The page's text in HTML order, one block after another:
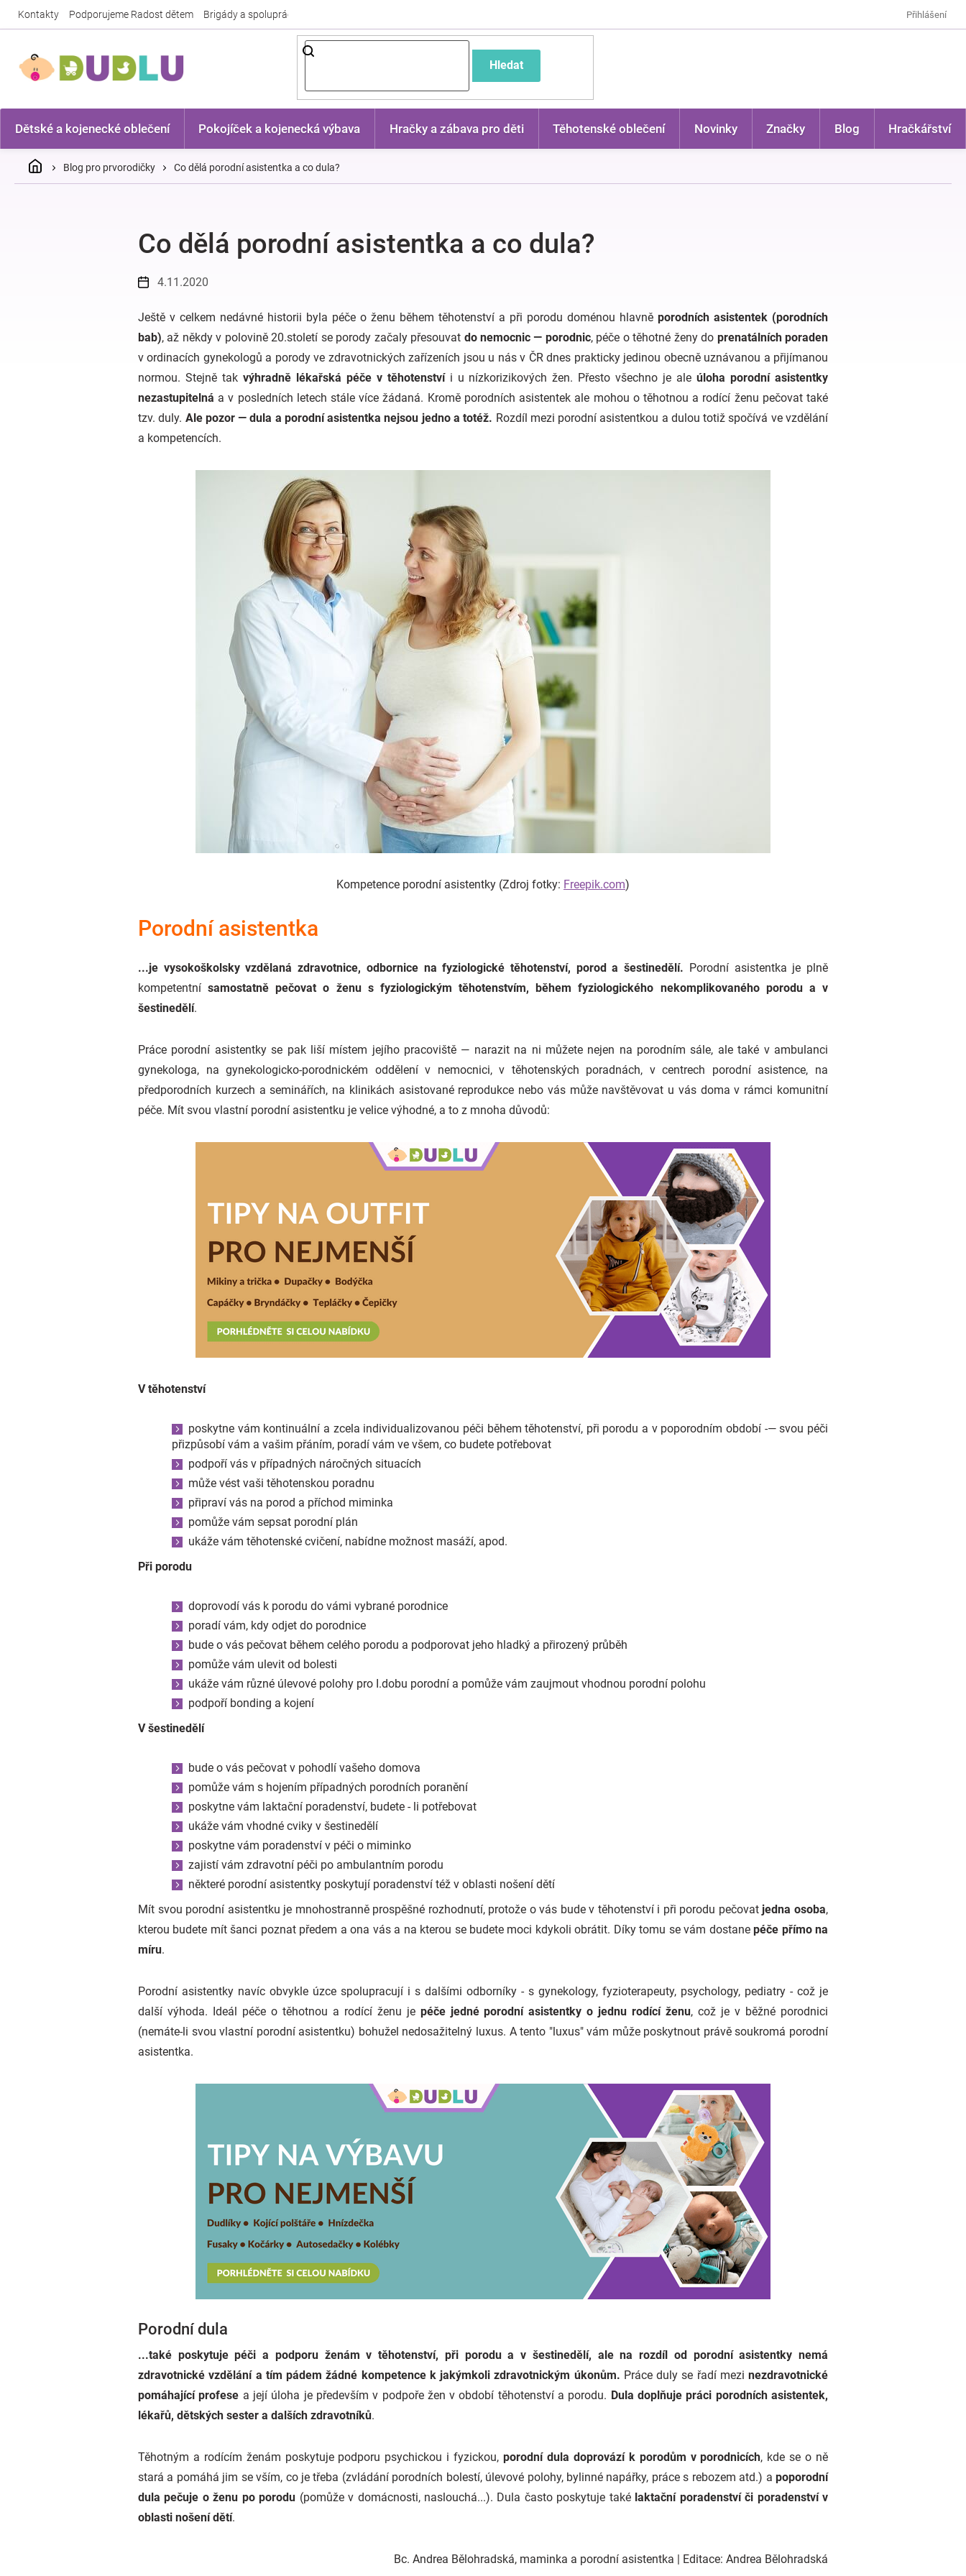
Kontakty Podporujeme Radost dětem Brigády a spolupráce Přihlášení
Hledat
Dětské a kojenecké oblečení Pokojíček a kojenecká výbava Hračky a zábava pro děti Těhotenské oblečení Novinky Značky Blog Hračkářství
DomůBlog pro prvorodičky Co dělá porodní asistentka a co dula?
Co dělá porodní asistentka a co dula?
4.11.2020
Ještě v celkem nedávné historii byla péče o ženu během těhotenství a při porodu doménou hlavně porodních asistentek (porodních
bab), až někdy v polovině 20.století se porody začaly přesouvat do nemocnic — porodnic, péče o těhotné ženy do prenatálních poraden
v ordinacích gynekologů a porody ve zdravotnických zařízeních jsou u nás v ČR dnes prakticky jedinou obecně uznávanou a přijímanou
normou. Stejně tak výhradně lékařská péče v těhotenstvíi u nízkorizikových žen. Přesto všechno je aleúloha porodní asistentky
nezastupitelná a v posledních letech stále více žádaná. Kromě porodních asistentek ale mohou o těhotnou a rodící ženu pečovat také
tzv. duly. Ale pozor — dula a porodní asistentka nejsou jedno a totéž. Rozdíl mezi porodní asistentkou a dulou totiž spočívá ve vzdělání
a kompetencích.
Kompetence porodní asistentky (Zdroj fotky: Freepik.com)
Porodní asistentka
...je vysokoškolsky vzdělaná zdravotnice, odbornice na fyziologické těhotenství, porod a šestinedělí. Porodní asistentka je plně
kompetentnísamostatně pečovat o ženu s fyziologickým těhotenstvím, během fyziologického nekomplikovaného porodu a v
šestinedělí.
Práce porodní asistentky se pak liší místem jejího pracoviště — narazit na ni můžete nejen na porodním sále, ale také v ambulanci
gynekologa, na gynekologicko-porodnickém oddělení v nemocnici, v těhotenských poradnách, v centrech porodní asistence, na
předporodních kurzech a seminářích, na klinikách asistované reprodukce nebo vás může navštěvovat u vás doma v rámci komunitní
péče. Mít svou vlastní porodní asistentku je velice výhodné, a to z mnoha důvodů:
V těhotenství
poskytne vám kontinuální a zcela individualizovanou péči během těhotenství, při porodu a v poporodním období -— svou péči
přizpůsobí vám a vašim přáním, poradí vám ve všem, co budete potřebovat
podpoří vás v případných náročných situacích
může vést vaši těhotenskou poradnu
připraví vás na porod a příchod miminka
pomůže vám sepsat porodní plán
ukáže vám těhotenské cvičení, nabídne možnost masáží, apod.
Při porodu
doprovodí vás k porodu do vámi vybrané porodnice
poradí vám, kdy odjet do porodnice
bude o vás pečovat během celého porodu a podporovat jeho hladký a přirozený průběh
pomůže vám ulevit od bolesti
ukáže vám různé úlevové polohy pro I.dobu porodní a pomůže vám zaujmout vhodnou porodní polohu
podpoří bonding a kojení
V šestinedělí
bude o vás pečovat v pohodlí vašeho domova
pomůže vám s hojením případných porodních poranění
poskytne vám laktační poradenství, budete - li potřebovat
ukáže vám vhodné cviky v šestinedělí
poskytne vám poradenství v péči o miminko
zajistí vám zdravotní péči po ambulantním porodu
některé porodní asistentky poskytují poradenství též v oblasti nošení dětí
Mít svou porodní asistentku je mnohostranně prospěšné rozhodnutí, protože o vás bude v těhotenství i při porodu pečovat jedna osoba,
kterou budete mít šanci poznat předem a ona vás a na kterou se budete moci kdykoli obrátit. Díky tomu se vám dostanepéče přímo na
míru.
Porodní asistentky navíc obvykle úzce spolupracují i s dalšími odborníky - s gynekology, fyzioterapeuty, psychology, pediatry - což je
další výhoda. Ideál péče o těhotnou a rodící ženu je péče jedné porodní asistentky o jednu rodící ženu, což je v běžné porodnici
(nemáte-li svou vlastní porodní asistentku) bohužel nedosažitelný luxus. A tento "luxus" vám může poskytnout právě soukromá porodní
asistentka.
Porodní dula
...také poskytuje péči a podporu ženám v těhotenství, při porodu a v šestinedělí, ale na rozdíl od porodní asistentky nemá
zdravotnické vzdělání a tím pádem žádné kompetence k jakýmkoli zdravotnickým úkonům. Práce duly se řadí mezi nezdravotnické
pomáhající profese a její úloha je především v podpoře žen v období těhotenství a porodu. Dula doplňuje práci porodních asistentek,
lékařů, dětských sester a dalších zdravotníků.
Těhotným a rodícím ženám poskytuje podporu psychickou i fyzickou,porodní dula doprovází k porodům v porodnicích, kde se o ně
stará a pomáhá jim se vším, co je třeba (zvládání porodních bolestí, úlevové polohy, bylinné napářky, práce s rebozem atd.) a poporodní
dula pečuje o ženu po porodu (pomůže v domácnosti, naslouchá...). Dula často poskytuje takélaktační poradenství či poradenství v
oblasti nošení dětí.
Bc. Andrea Bělohradská, maminka a porodní asistentka | Editace: Andrea Bělohradská